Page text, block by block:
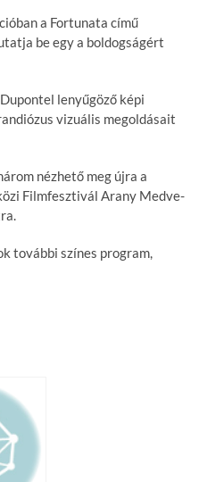
a Fortunata című
be egy a boldogságért
lenyűgöző képi
vizuális megoldásait
nézhető meg újra a
Filmfesztivál Arany Medve-
további színes program,